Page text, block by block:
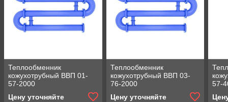
Теплообменник
кожухотрубный ВВП 01-
57-2000
Цену уточняйте
Теплообменник
кожухотрубный ВВП 03-
76-2000
Цену уточняйте
57-